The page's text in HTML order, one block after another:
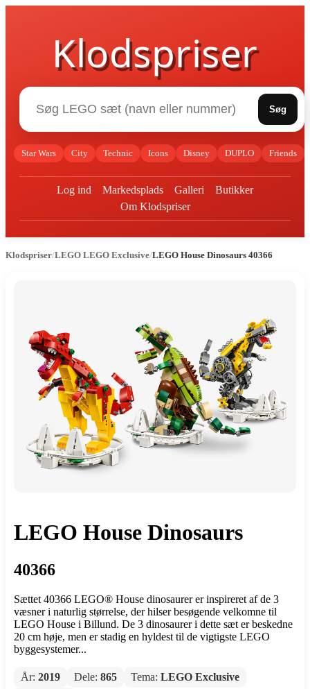
Klodspriser
Søg
Star Wars City Technic Icons Disney DUPLO Friends
Log ind Markedsplads Galleri
Butikker
Om Klodspriser
Klodspriser/LEGO LEGO Exclusive/LEGO House Dinosaurs 40366
LEGO House Dinosaurs
40366
Sættet 40366 LEGO® House dinosaurer er inspireret af de 3
væsner i naturlig størrelse, der hilser besøgende velkomne til
LEGO House i Billund. De 3 dinosaurer i dette sæt er beskedne
20 cm høje, men er stadig en hyldest til de vigtigste LEGO
byggesystemer...
År: 2019 Dele: 865 Tema: LEGO Exclusive